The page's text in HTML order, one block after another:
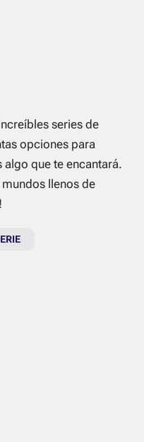
series de
opciones para
que te encantará.
llenos de